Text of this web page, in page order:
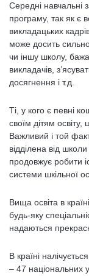
Середні навчальні
програму, так як є
викладацьких
може досить
чи іншу школу,
викладачів,
досягнення і т.д.
Ті, у кого є певні
своїм дітям
Важливий і той
відділена від
продовжує робити
системи шкільної
Вища освіта в
будь-яку
надаються
В країні
– 47 національних